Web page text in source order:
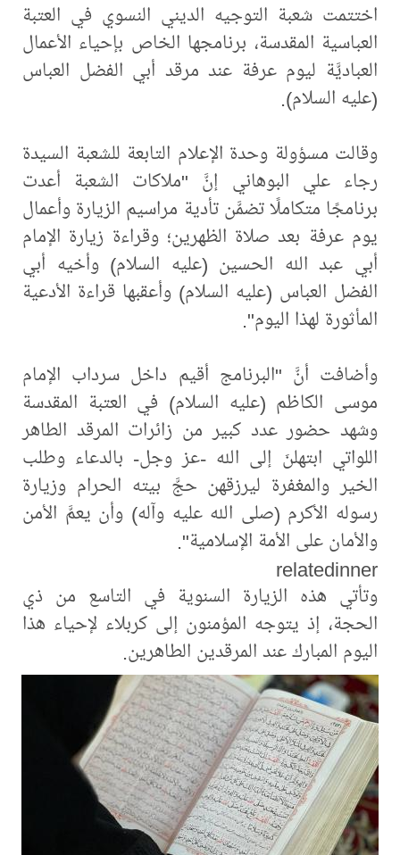
اختتمت شعبة التوجيه الديني النسوي في العتبة
العباسية المقدسة، برنامجها الخاص بإحياء الأعمال
العباديَّة ليوم عرفة عند مرقد أبي الفضل العباس
(عليه السلام).
وقالت مسؤولة وحدة الإعلام التابعة للشعبة السيدة
رجاء علي البوهاني إنَّ "ملاكات الشعبة أعدت
برنامجًا متكاملًا تضمَّن تأدية مراسيم الزيارة وأعمال
يوم عرفة بعد صلاة الظهرين؛ وقراءة زيارة الإمام
أبي عبد الله الحسين (عليه السلام) وأخيه أبي
الفضل العباس (عليه السلام) وأعقبها قراءة الأدعية
المأثورة لهذا اليوم".
وأضافت أنَّ "البرنامج أقيم داخل سرداب الإمام
موسى الكاظم (عليه السلام) في العتبة المقدسة
وشهد حضور عدد كبير من زائرات المرقد الطاهر
اللواتي ابتهلنَ إلى الله -عز وجل- بالدعاء وطلب
الخير والمغفرة ليرزقهن حجَّ بيته الحرام وزيارة
رسوله الأكرم (صلى الله عليه وآله) وأن يعمَّ الأمن
والأمان على الأمة الإسلامية".
relatedinner
وتأتي هذه الزيارة السنوية في التاسع من ذي
الحجة، إذ يتوجه المؤمنون إلى كربلاء لإحياء هذا
اليوم المبارك عند المرقدين الطاهرين.